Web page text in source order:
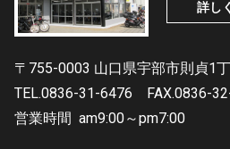
詳し
〒755-0003 山口県宇部市則貞1
TEL.0836-31-6476
FAX.0836-
営業時間 am9:00～pm7:00